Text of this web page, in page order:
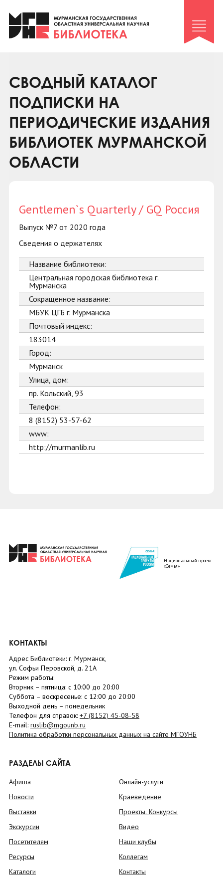
Клуб «Гиря и сельдерей»
Клуб «Семейный архив»
Коллегам
Контакты
СВОДНЫЙ КАТАЛОГ
ПОДПИСКИ НА
ПЕРИОДИЧЕСКИЕ ИЗДАНИЯ
БИБЛИОТЕК МУРМАНСКОЙ
ОБЛАСТИ
Gentlemen`s Quarterly / GQ Россия
Выпуск №7 от 2020 года
Сведения о держателях
Название библиотеки:
Центральная городская библиотека г.
Мурманска
Сокращенное название:
МБУК ЦГБ г. Мурманска
Почтовый индекс:
183014
Город:
Мурманск
Улица, дом:
пр. Кольский, 93
Телефон:
8 (8152) 53-57-62
www:
http://murmanlib.ru
Национальный проект
«Семья»
КОНТАКТЫ
Адрес Библиотеки: г. Мурманск,
ул. Софьи Перовской, д. 21А
Режим работы:
Вторник – пятница: с 10:00 до 20:00
Суббота – воскресенье: c 12:00 до 20:00
Выходной день – понедельник
Телефон для справок: +7 (8152) 45-08-58
E-mail: ruslib@mgounb.ru
Политика обработки персональных данных на сайте МГОУНБ
РАЗДЕЛЫ САЙТА
Афиша
Новости
Выставки
Экскурсии
Посетителям
Ресурсы
Каталоги
Онлайн-услуги
Краеведение
Проекты. Конкурсы
Видео
Наши клубы
Коллегам
Контакты